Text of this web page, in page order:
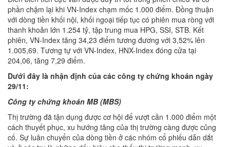
phần chậm lại khi VN-Index chạm mốc 1.000 điểm. Đồng thuận
với dòng tiền khối nội, khối ngoại tiếp tục có phiên mua ròng với
thanh khoản lớn 1.254 tỷ, tập trung mua HPG, SSI, STB. Kết
phiên, VN-Index tăng 34,23 điểm tương đương với 3,52% lên
1.005,69. Tương tự với VN-Index, HNX-Index đóng cửa tại
204,06, tăng 7,29 điểm.
Dưới đây là nhận định của các công ty chứng khoán ngày
29/11:
Công ty chứng khoán MB (MBS)
Thị trường đã tận dụng được cơ hội để vượt cản 1.000 điểm một
cách thuyết phục, xu hướng tăng của thị trường càng được củng
cố. Sự luân chuyển của dòng tiền ở các nhóm cổ phiếu dẫn dắt